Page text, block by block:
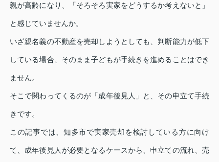
親が高齢になり、「そろそろ実家をどうするか考えないと」
と感じていませんか。
いざ親名義の不動産を売却しようとしても、判断能力が低下
している場合、そのまま子どもが手続きを進めることはでき
ません。
そこで関わってくるのが「成年後見人」と、その申立て手続
きです。
この記事では、知多市で実家売却を検討している方に向け
て、成年後見人が必要となるケースから、申立ての流れ、売